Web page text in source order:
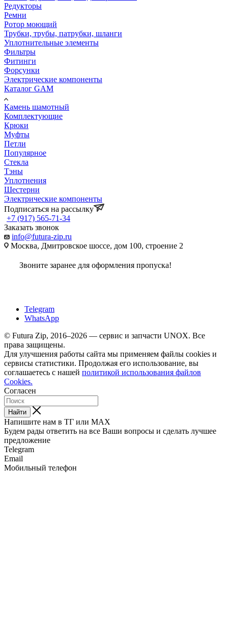
Редукторы
Ремни
Ротор моющий
Трубки, трубы, патрубки, шланги
Уплотнительные элементы
Фильтры
Фитинги
Форсунки
Электрические компоненты
Каталог GAM
Камень шамотный
Комплектующие
Крюки
Муфты
Петли
Популярное
Стекла
Тэны
Уплотнения
Шестерни
Электрические компоненты
Подписаться на рассылку
+7 (917) 565-71-34
Заказать звонок
info@futura-zip.ru
Москва, Дмитровское шоссе, дом 100, строение 2
Звоните заранее для оформления пропуска!
Telegram
WhatsApp
© Futura Zip, 2016–2026 — сервис и запчасти UNOX. Все
права защищены.
Для улучшения работы сайта мы применяем файлы cookies и
сервисы статистики. Продолжая его использование, вы
соглашаетесь с нашей политикой использования файлов
Cookies.
Согласен
Найти
Напишите нам в ТГ или MAX
Будем рады ответить на все Ваши вопросы и сделать лучшее
предложение
Telegram
Email
Мобильный телефон